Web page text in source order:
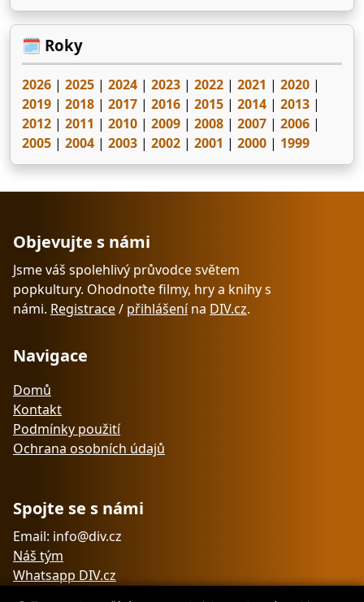
🗓️ Roky
2026 | 2025 | 2024 | 2023 | 2022 | 2021 | 2020 |
2019 | 2018 | 2017 | 2016 | 2015 | 2014 | 2013 |
2012 | 2011 | 2010 | 2009 | 2008 | 2007 | 2006 |
2005 | 2004 | 2003 | 2002 | 2001 | 2000 | 1999
Objevujte s námi
Jsme váš spolehlivý průvodce světem
popkultury. Ohodnoťte filmy, hry a knihy s
námi. Registrace/ přihlášenína DIV.cz.
Navigace
Domů
Kontakt
Podmínky použití
Ochrana osobních údajů
Spojte se s námi
Email: info@div.cz
Náš tým
Whatsapp DIV.cz